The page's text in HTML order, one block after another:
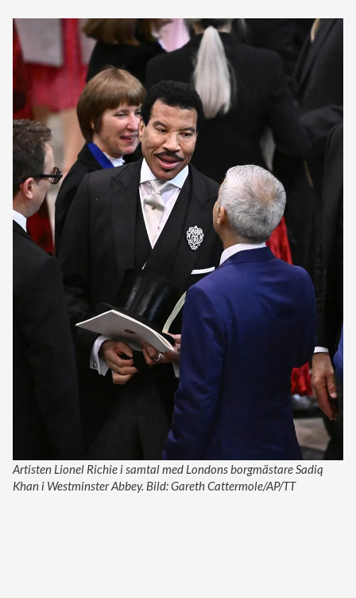
Artisten Lionel Richie i samtal med Londons borgmästare Sadiq
Khan i Westminster Abbey. Bild: Gareth Cattermole/AP/TT